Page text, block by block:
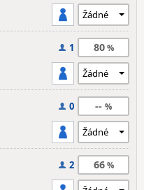
1 80
0 --
2 66